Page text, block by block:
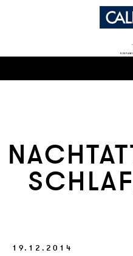
19.12.2014